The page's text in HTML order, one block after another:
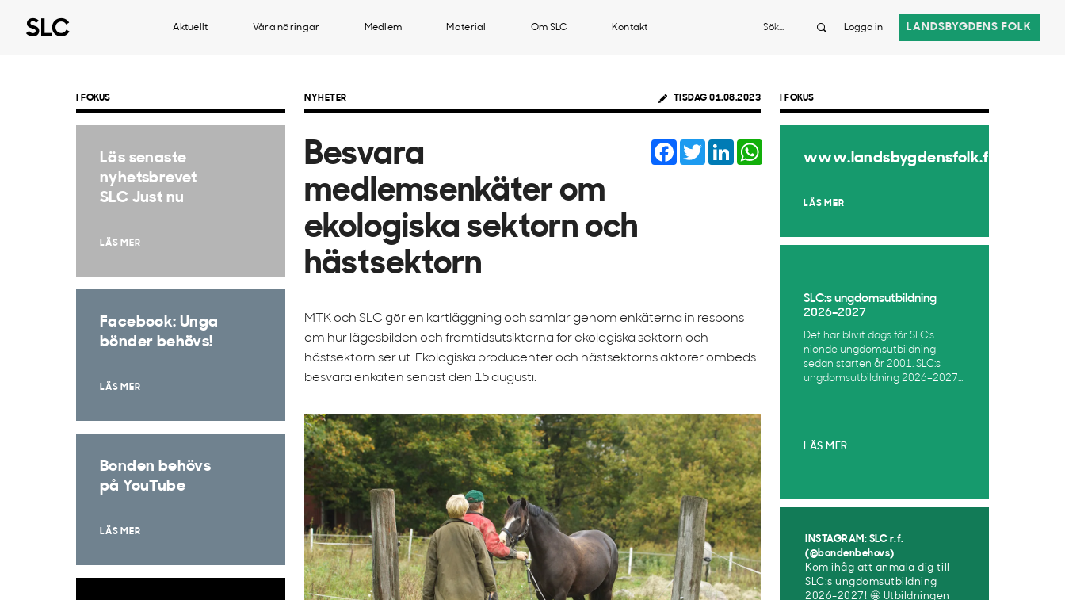
Aktuellt Våra näringar Medlem Material Om SLC Kontakt Sök Logga in LANDSBYGDENS FOLK
NYHETER TISDAG 01.08.2023
Besvara
medlemsenkäter om
ekologiska sektorn och
hästsektorn
Facebook
TwitterLinkedIn
MTK och SLC gör en kartläggning och samlar genom enkäterna in respons
om hur lägesbilden och framtidsutsikterna för ekologiska sektorn och
hästsektorn ser ut. Ekologiska producenter och hästsektorns aktörer ombeds
besvara enkäten senast den 15 augusti.
I FOKUS
Läs senaste
nyhetsbrevet
SLC Just nu
LÄS MER
Facebook: Unga
bönder behövs!
LÄS MER
Bonden behövs
på YouTube
LÄS MER
I FOKUS
www.landsbygdensfolk.fi
LÄS MER
SLC:s ungdomsutbildning
2026–2027
Det har blivit dags för SLC:s
nionde ungdomsutbildning
sedan starten år 2001. SLC:s
ungdomsutbildning 2026–2027...
LÄS MER
INSTAGRAM: SLC r.f.
(@bondenbehovs)
Kom ihåg att anmäla dig till
SLC:s ungdomsutbildning
2026-2027! 🤩 Utbildningen